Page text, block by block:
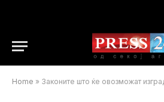
Home » Законите што ќе овозможат изградба на дата центри без